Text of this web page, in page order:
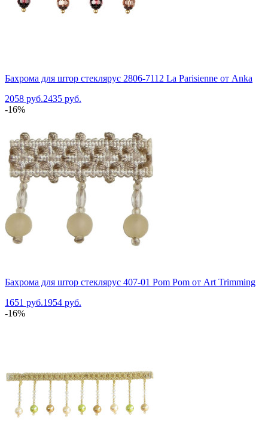
Бахрома для штор стеклярус 2806-7112 La Parisienne от Anka
2058 руб.2435 руб.
-16%
Бахрома для штор стеклярус 407-01 Pom Pom от Art Trimming
1651 руб.1954 руб.
-16%